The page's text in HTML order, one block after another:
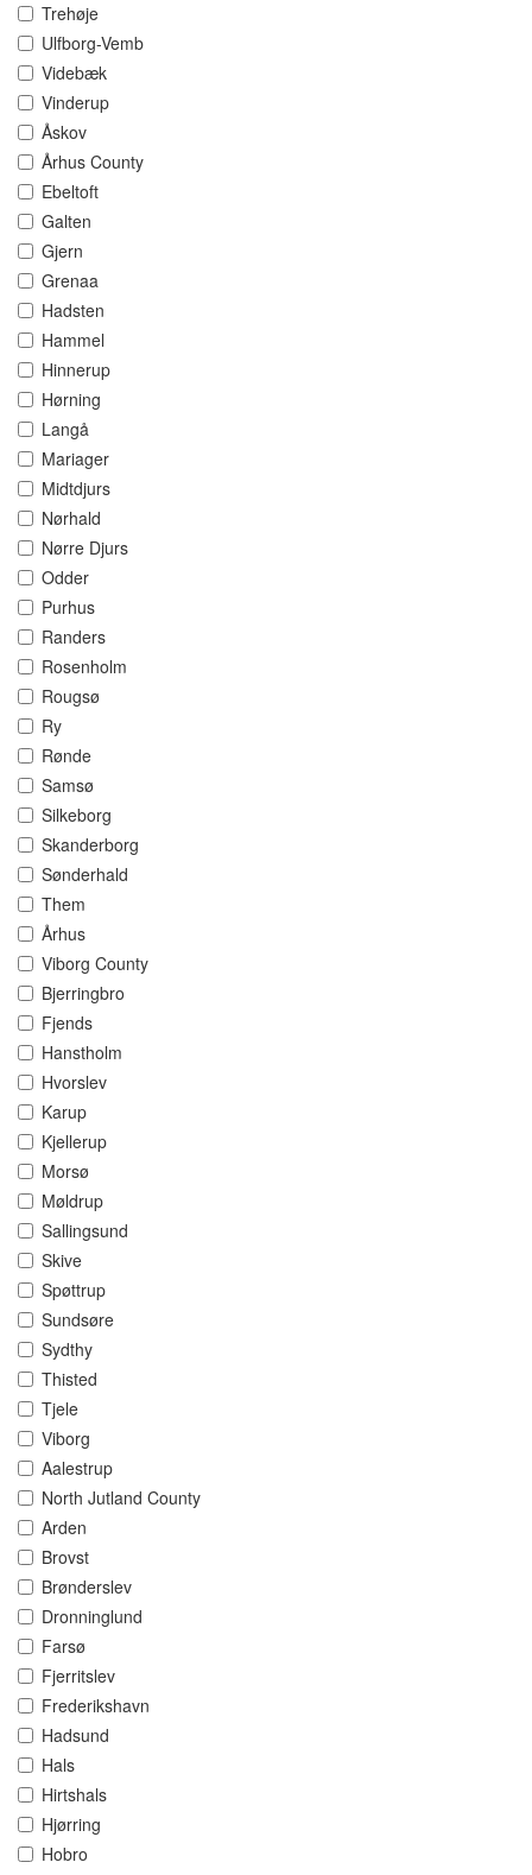
Trehøje
Ulfborg-Vemb
Videbæk
Vinderup
Åskov
Århus County
Ebeltoft
Galten
Gjern
Grenaa
Hadsten
Hammel
Hinnerup
Hørning
Langå
Mariager
Midtdjurs
Nørhald
Nørre Djurs
Odder
Purhus
Randers
Rosenholm
Rougsø
Ry
Rønde
Samsø
Silkeborg
Skanderborg
Sønderhald
Them
Århus
Viborg County
Bjerringbro
Fjends
Hanstholm
Hvorslev
Karup
Kjellerup
Morsø
Møldrup
Sallingsund
Skive
Spøttrup
Sundsøre
Sydthy
Thisted
Tjele
Viborg
Aalestrup
North Jutland County
Arden
Brovst
Brønderslev
Dronninglund
Farsø
Fjerritslev
Frederikshavn
Hadsund
Hals
Hirtshals
Hjørring
Hobro